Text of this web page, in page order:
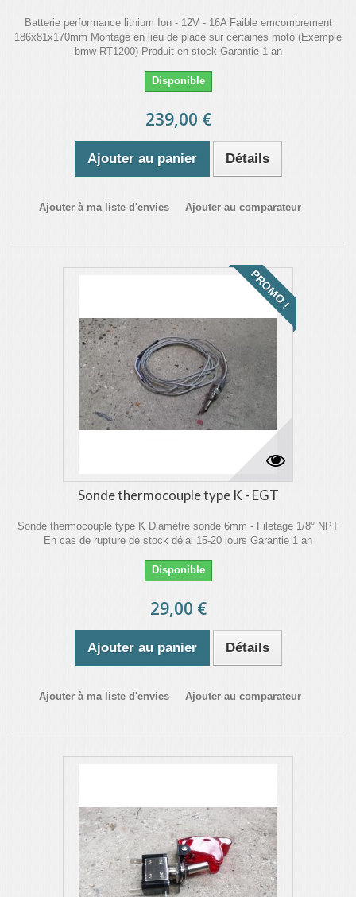
Batterie performance lithium Ion - 12V - 16A Faible emcombrement
186x81x170mm Montage en lieu de place sur certaines moto (Exemple
bmw RT1200) Produit en stock Garantie 1 an
Disponible
239,00 €
Ajouter au panier Détails
Ajouter à ma liste d'envies Ajouter au comparateur
PROMO !
Sonde thermocouple type K - EGT
Sonde thermocouple type K Diamètre sonde 6mm - Filetage 1/8° NPT
En cas de rupture de stock délai 15-20 jours Garantie 1 an
Disponible
29,00 €
Ajouter au panier Détails
Ajouter à ma liste d'envies Ajouter au comparateur